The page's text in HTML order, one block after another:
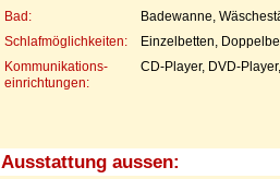
Bad:
Badewanne,
Schlafmöglichkeiten:
Einzelbetten,
Kommunikations-
einrichtungen:
CD-Player, DVD-
Ausstattung aussen: